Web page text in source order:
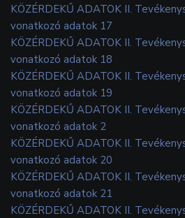
KÖZÉRDEKŰ ADATOK II.
vonatkozó adatok 17
KÖZÉRDEKŰ ADATOK II.
vonatkozó adatok 18
KÖZÉRDEKŰ ADATOK II.
vonatkozó adatok 19
KÖZÉRDEKŰ ADATOK II.
vonatkozó adatok 2
KÖZÉRDEKŰ ADATOK II.
vonatkozó adatok 20
KÖZÉRDEKŰ ADATOK II.
vonatkozó adatok 21
KÖZÉRDEKŰ ADATOK II.